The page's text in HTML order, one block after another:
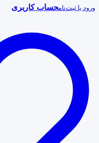
ورود یا ثبت‌نامحساب کاربری